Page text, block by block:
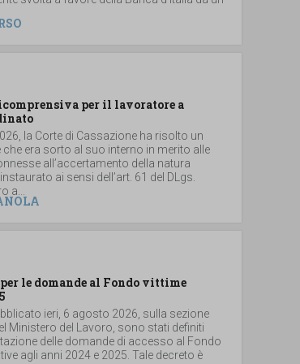
per il lavoratore a
la Corte di Cassazione ha risolto un
era sorto al suo interno in merito alle
all’accertamento della natura
ai sensi dell’art. 61 del DLgs.
a...
le domande al Fondo vittime
ieri, 6 agosto 2026, sulla sezione
Ministero del Lavoro, sono stati definiti
delle domande di accesso al Fondo
agli anni 2024 e 2025. Tale decreto è